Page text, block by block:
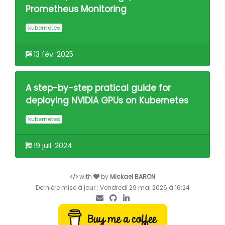
Prometheus Monitoring
kubernetes
13 fév. 2025
A step-by-step pratical guide for
deploying NVIDIA GPUs on Kubernetes
kubernetes
19 juil. 2024
with by Mickael BARON
Dernière mise à jour : Vendredi 29 mai 2026 à 16:24